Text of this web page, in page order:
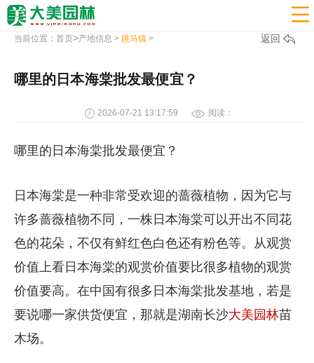

当前位置： 首页>产地信息 > 跳马镇> 返回
哪里的日本海棠批发最便宜？
2026-07-21 13:17:59 阅读：
哪里的日本海棠批发最便宜？
日本海棠是一种非常受欢迎的蔷薇植物，因为它与
许多蔷薇植物不同，一株日本海棠可以开出不同花
色的花朵，不仅有鲜红色白色还有粉色等。从观赏
价值上看日本海棠的观赏价值要比很多植物的观赏
价值要高。在中国有很多日本海棠批发基地，若是
要说哪一家供货便宜，那就是湖南长沙大美园林苗
木场。